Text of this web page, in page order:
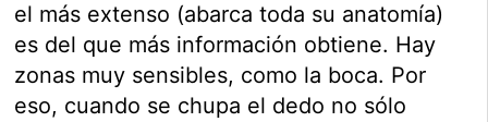
el más extenso (abarca toda su anatomía)
es del que más información obtiene. Hay
zonas muy sensibles, como la boca. Por
eso, cuando se chupa el dedo no sólo